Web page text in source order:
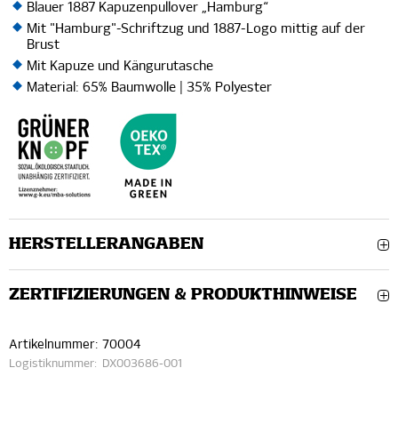
Blauer 1887 Kapuzenpullover „Hamburg“
Mit "Hamburg"-Schriftzug und 1887-Logo mittig auf der
Brust
Mit Kapuze und Kängurutasche
Material: 65% Baumwolle | 35% Polyester
HERSTELLERANGABEN
ZERTIFIZIERUNGEN & PRODUKTHINWEISE
Artikelnummer: 70004
Logistiknummer: DX003686-001